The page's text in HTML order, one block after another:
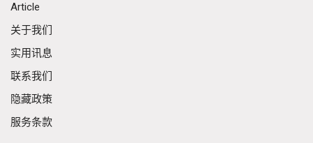
Article
关于我们
实用讯息
联系我们
隐藏政策
服务条款